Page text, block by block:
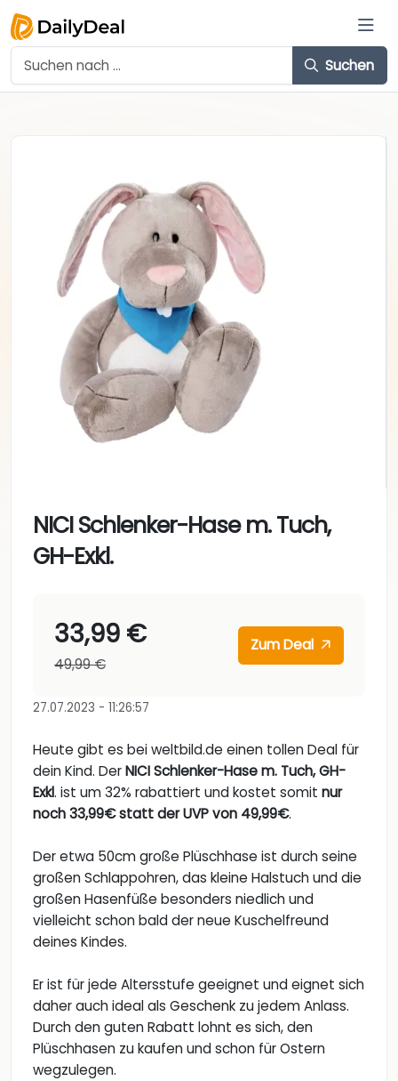
Suchen
NICI Schlenker-Hase m. Tuch,
GH-Exkl.
33,99 €
49,99 €
Zum Deal
27.07.2023 - 11:26:57
Heute gibt es bei weltbild.de einen tollen Deal für
dein Kind. DerNICI Schlenker-Hase m. Tuch, GH-
Exkl. ist um 32% rabattiert und kostet somit nur
noch 33,99€ statt der UVP von 49,99€.
Der etwa 50cm große Plüschhase ist durch seine
großen Schlappohren, das kleine Halstuch und die
großen Hasenfüße besonders niedlich und
vielleicht schon bald der neue Kuschelfreund
deines Kindes.
Er ist für jede Altersstufe geeignet und eignet sich
daher auch ideal als Geschenk zu jedem Anlass.
Durch den guten Rabatt lohnt es sich, den
Plüschhasen zu kaufen und schon für Ostern
wegzulegen.